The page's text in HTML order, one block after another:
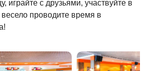
играйте с друзьями, участвуйте в
весело проводите время в